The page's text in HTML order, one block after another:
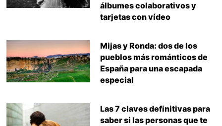
álbumes colaborativos y
tarjetas con vídeo
Mijas y Ronda: dos de los
pueblos más románticos de
España para una escapada
especial
Las 7 claves definitivas para
saber si las personas que te